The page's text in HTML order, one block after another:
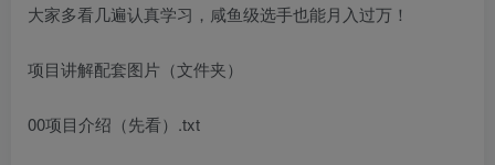
大家多看几遍认真学习，咸鱼级选手也能月入过万！
项目讲解配套图片（文件夹）
00项目介绍（先看）.txt